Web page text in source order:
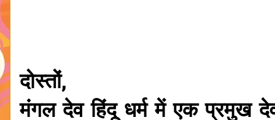
दोस्तों,
मंगल देव हिंदू धर्म में एक प्रमुख